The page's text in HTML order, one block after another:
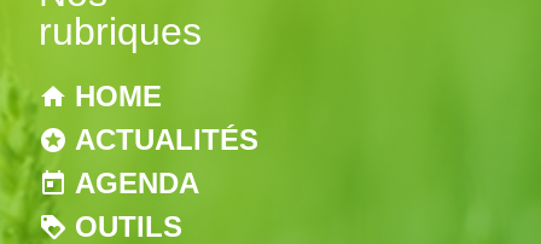
rubriques
HOME
ACTUALITÉS
AGENDA
OUTILS